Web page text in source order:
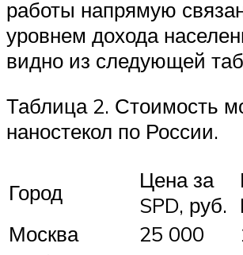
работы напрямую
уровнем дохода
видно из следующей
Таблица 2. Стоимость
наностекол по России.
Город
Цена за
SPD, руб.
Москва
25 000